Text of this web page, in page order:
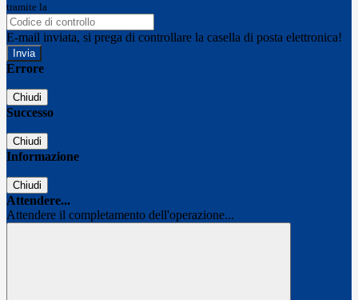
tramite la
E-mail inviata, si prega di controllare la casella di posta elettronica!
Errore
Chiudi
Successo
Chiudi
Informazione
Chiudi
Attendere...
Attendere il completamento dell'operazione...